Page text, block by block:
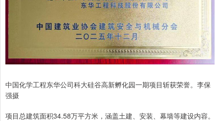
中国化学工程东华公司科大硅谷高新孵化园一期项目斩获荣誉。李保
强摄
项目总建筑面积34.58万平方米，涵盖土建、安装、幕墙等建设内容。